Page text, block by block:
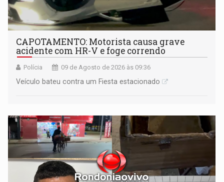
CAPOTAMENTO: Motorista causa grave
acidente com HR-V e foge correndo
Polícia 09 de Agosto de 2026 às 09:36
Veículo bateu contra um Fiesta estacionado